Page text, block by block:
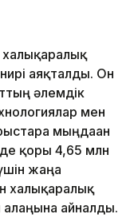
аяқталды. Он
әлемдік
мен
мыңдаған
қоры 4,65 млн
жаңа
халықаралық
айналды.